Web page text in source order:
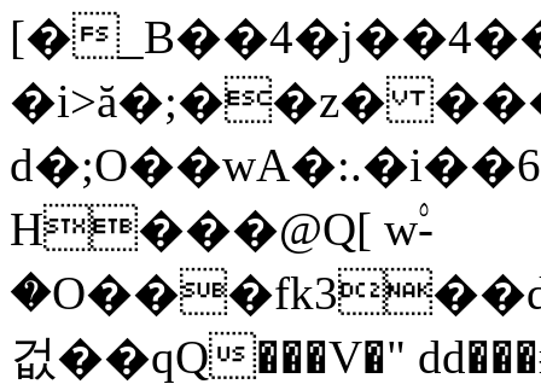
[�
�i>ă�;��z�
H���@Q[ w۟-
겂��qQ���V�"